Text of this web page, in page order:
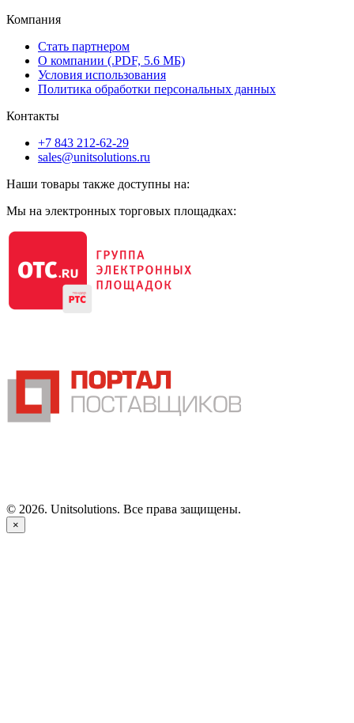
Компания
Стать партнером
О компании (.PDF, 5.6 МБ)
Условия использования
Политика обработки персональных данных
Контакты
+7 843 212-62-29
sales@unitsolutions.ru
Наши товары также доступны на:
Мы на электронных торговых площадках:
© 2026. Unitsolutions. Все права защищены.
×